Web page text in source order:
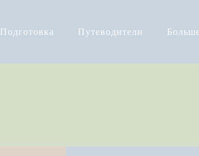
Подготовка Путеводители